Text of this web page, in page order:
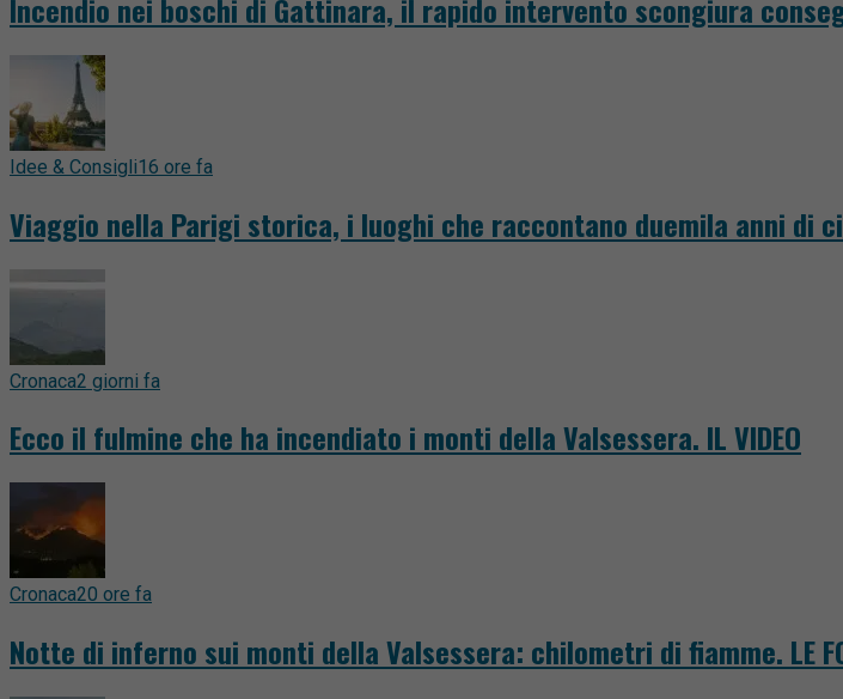
Incendio nei boschi di Gattinara, il rapido intervento scongiura
Idee & Consigli16 ore fa
Viaggio nella Parigi storica, i luoghi che raccontano duemila anni di
Cronaca2 giorni fa
Ecco il fulmine che ha incendiato i monti della Valsessera. IL VIDEO
Cronaca20 ore fa
Notte di inferno sui monti della Valsessera: chilometri di fiamme. LE